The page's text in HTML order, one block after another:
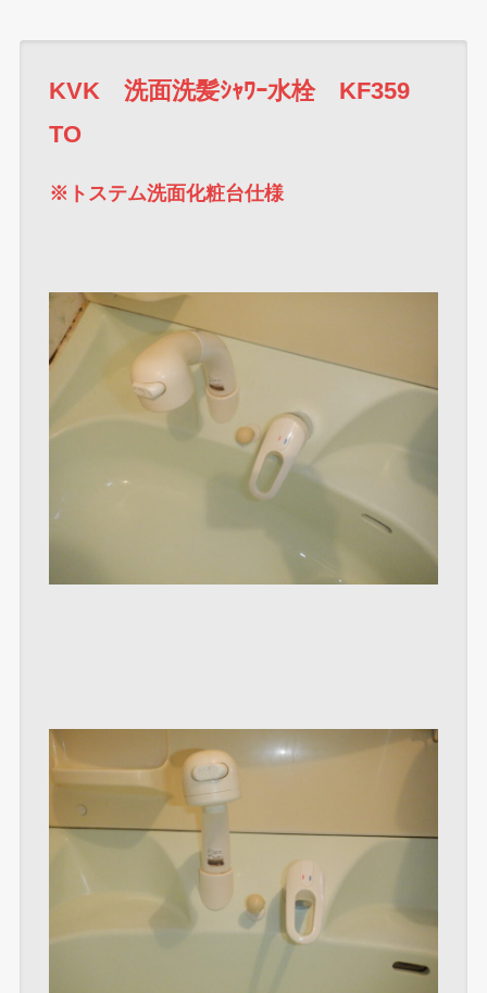
KVK 洗面洗髪ｼｬﾜｰ水栓 KF359
TO
※トステム洗面化粧台仕様